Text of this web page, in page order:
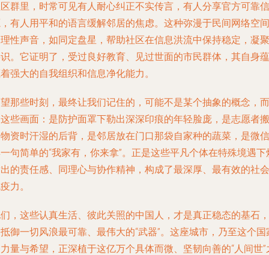
群里，时常可见有人耐心纠正不实传言，有人分享官方可靠信
有人用平和的语言缓解邻居的焦虑。这种弥漫于民间网络空间
性声音，如同定盘星，帮助社区在信息洪流中保持稳定，凝聚
。它证明了，受过良好教育、见过世面的市民群体，其自身蕴
强大的自我组织和信息净化能力。
那些时刻，最终让我们记住的，可能不是某个抽象的概念，而
些画面：是防护面罩下勒出深深印痕的年轻脸庞，是志愿者搬
资时汗湿的后背，是邻居放在门口那袋自家种的蔬菜，是微信
句简单的“我家有，你来拿”。正是这些平凡个体在特殊境遇下
的责任感、同理心与协作精神，构成了最深厚、最有效的社会
力。
，这些认真生活、彼此关照的中国人，才是真正稳态的基石，
御一切风浪最可靠、最伟大的“武器”。这座城市，乃至这个国
量与希望，正深植于这亿万个具体而微、坚韧向善的“人间世”